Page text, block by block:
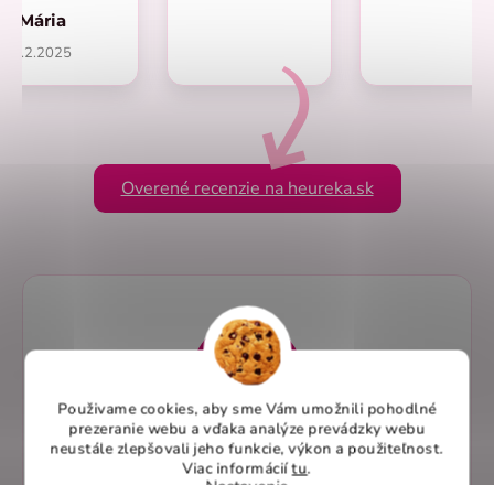
Použivame cookies, aby sme Vám umožnili pohodlné
prezeranie webu a vďaka analýze prevádzky webu
neustále zlepšovali jeho funkcie, výkon a použiteľnost.
Viac informáciítu.
Mária
1.2.2025
Overené recenzie na heureka.sk
Elegantný dizajn pre profesionálny vzhľad